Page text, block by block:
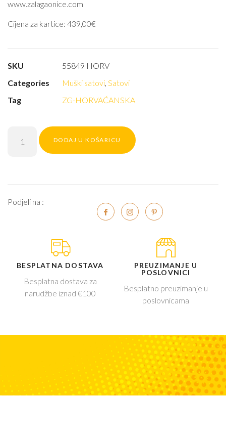
www.zalagaonice.com
Cijena za kartice: 439,00€
SKU
55849 HORV
Categories
Muški satovi, Satovi
Tag
ZG-HORVAĆANSKA
DODAJ U KOŠARICU
Podjeli na :
BESPLATNA DOSTAVA
Besplatna dostava za
narudžbe iznad €100
PREUZIMANJE U
POSLOVNICI
Besplatno preuzimanje u
poslovnicama